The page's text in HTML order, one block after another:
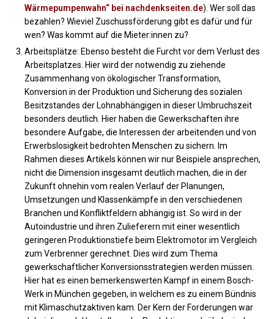
Wärmepumpenwahn“ bei nachdenkseiten.de). Wer soll das
bezahlen? Wieviel Zuschussförderung gibt es dafür und für
wen? Was kommt auf die Mieter:innen zu?
Arbeitsplätze: Ebenso besteht die Furcht vor dem Verlust des
Arbeitsplatzes. Hier wird der notwendig zu ziehende
Zusammenhang von ökologischer Transformation,
Konversion in der Produktion und Sicherung des sozialen
Besitzstandes der Lohnabhängigen in dieser Umbruchszeit
besonders deutlich. Hier haben die Gewerkschaften ihre
besondere Aufgabe, die Interessen der arbeitenden und von
Erwerbslosigkeit bedrohten Menschen zu sichern. Im
Rahmen dieses Artikels können wir nur Beispiele ansprechen,
nicht die Dimension insgesamt deutlich machen, die in der
Zukunft ohnehin vom realen Verlauf der Planungen,
Umsetzungen und Klassenkämpfe in den verschiedenen
Branchen und Konfliktfeldern abhängig ist. So wird in der
Autoindustrie und ihren Zulieferern mit einer wesentlich
geringeren Produktionstiefe beim Elektromotor im Vergleich
zum Verbrenner gerechnet. Dies wird zum Thema
gewerkschaftlicher Konversionsstrategien werden müssen.
Hier hat es einen bemerkenswerten Kampf in einem Bosch-
Werk in München gegeben, in welchem es zu einem Bündnis
mit Klimaschutzaktiven kam. Der Kern der Forderungen war